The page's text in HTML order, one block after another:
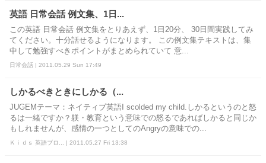
英語 日常会話 例文集、1日...
この英語 日常会話 例文集をとりあえず、1日20分、 30日間実践してみ
てください。十分話せるようになります。 この例文集テキストは、集
中して勉強すべきポイントがまとめられていて 意...
日常会話 | 2011.05.29 Sun 17:49
しかるべきときにしかる（...
JUGEMテーマ：ネイティブ英語I scolded my child.しかるというのと怒
るは一緒ですか？躾・教育という意味での怒るであればしかると同じか
もしれませんが、感情の一つとしてのAngryの意味での...
Ｋｉｄｓ 英語ブロ... | 2011.05.27 Fri 13:38